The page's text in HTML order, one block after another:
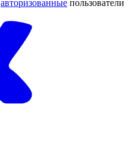
авторизованные пользователи